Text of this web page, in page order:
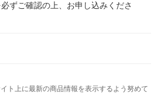
ずご確認の上、お申し込みくださ
ト上に最新の商品情報を表示するよう努めて